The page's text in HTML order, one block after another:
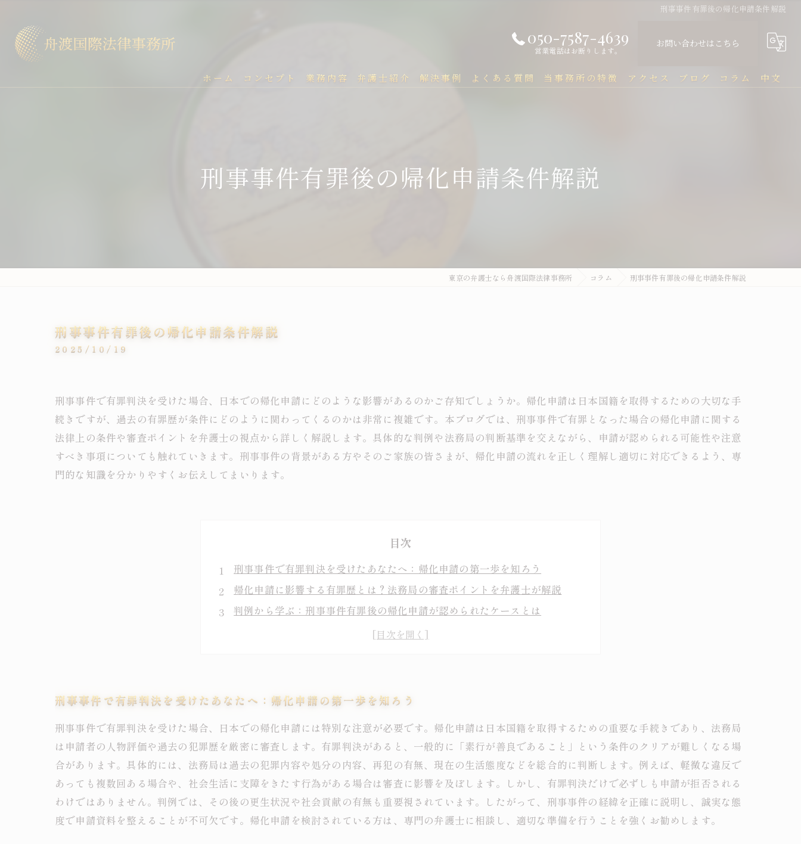
刑事事件有罪後の帰化申請条件解説
050-7587-4639
営業電話はお断りします。
お問い合わせはこちら
ホーム コンセプト 業務内容 弁護士紹介 解決事例 よくある質問 当事務所の特徴
刑事
外国人刑事・在留Q&A
傷害・暴行
アクセス ブログ コラム 中文
刑事事件有罪後の帰化申請条件解説
東京の弁護士なら舟渡国際法律事務所 コラム 刑事事件有罪後の帰化申請条件解説
刑事事件有罪後の帰化申請条件解説
2025/10/19
刑事事件で有罪判決を受けた場合、日本での帰化申請にどのような影響があるのかご存知でしょうか。帰化申請は日本国籍を取得するための大切な手
続きですが、過去の有罪歴が条件にどのように関わってくるのかは非常に複雑です。本ブログでは、刑事事件で有罪となった場合の帰化申請に関する
法律上の条件や審査ポイントを弁護士の視点から詳しく解説します。具体的な判例や法務局の判断基準を交えながら、申請が認められる可能性や注意
すべき事項についても触れていきます。刑事事件の背景がある方やそのご家族の皆さまが、帰化申請の流れを正しく理解し適切に対応できるよう、専
門的な知識を分かりやすくお伝えしてまいります。
目次
刑事事件で有罪判決を受けたあなたへ：帰化申請の第一歩を知ろう
帰化申請に影響する有罪歴とは？法務局の審査ポイントを弁護士が解説
判例から学ぶ：刑事事件有罪後の帰化申請が認められたケースとは
有罪歴がある場合の帰化申請の注意点と準備すべき書類まとめ
刑事事件有罪後の帰化申請を乗り越え、日本国籍を手に入れるまでの道のり
刑事事件で有罪判決を受けたあなたへ：帰化申請の第一歩を知ろう
刑事事件で有罪判決を受けた場合、日本での帰化申請には特別な注意が必要です。帰化申請は日本国籍を取得するための重要な手続きであり、法務局
は申請者の人物評価や過去の犯罪歴を厳密に審査します。有罪判決があると、一般的に「素行が善良であること」という条件のクリアが難しくなる場
合があります。具体的には、法務局は過去の犯罪内容や処分の内容、再犯の有無、現在の生活態度などを総合的に判断します。例えば、軽微な違反で
あっても複数回ある場合や、社会生活に支障をきたす行為がある場合は審査に影響を及ぼします。しかし、有罪判決だけで必ずしも申請が拒否される
わけではありません。判例では、その後の更生状況や社会貢献の有無も重要視されています。したがって、刑事事件の経緯を正確に説明し、誠実な態
度で申請資料を整えることが不可欠です。帰化申請を検討されている方は、専門の弁護士に相談し、適切な準備を行うことを強くお勧めします。